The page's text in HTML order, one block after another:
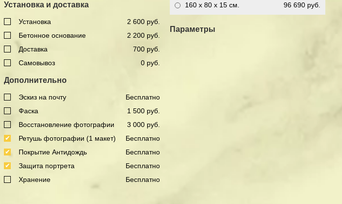
Установка и доставка
2 600 руб.
Установка
2 200 руб.
Бетонное основание
700 руб.
Доставка
0 руб.
Самовывоз
Дополнительно
Бесплатно
Эскиз на почту
1 500 руб.
Фаска
3 000 руб.
Восстановление фотографии
Бесплатно
Ретушь фотографии (1 макет)
Бесплатно
Покрытие Антидождь
Бесплатно
Защита портрета
Бесплатно
Хранение
96 690 руб.
160 x 80 x 15см.
Параметры